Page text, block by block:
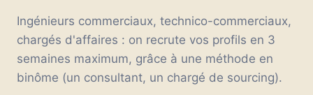
Ingénieurs commerciaux, technico-commerciaux,
chargés d'affaires : on recrute vos profils en 3
semaines maximum, grâce à une méthode en
binôme (un consultant, un chargé de sourcing).